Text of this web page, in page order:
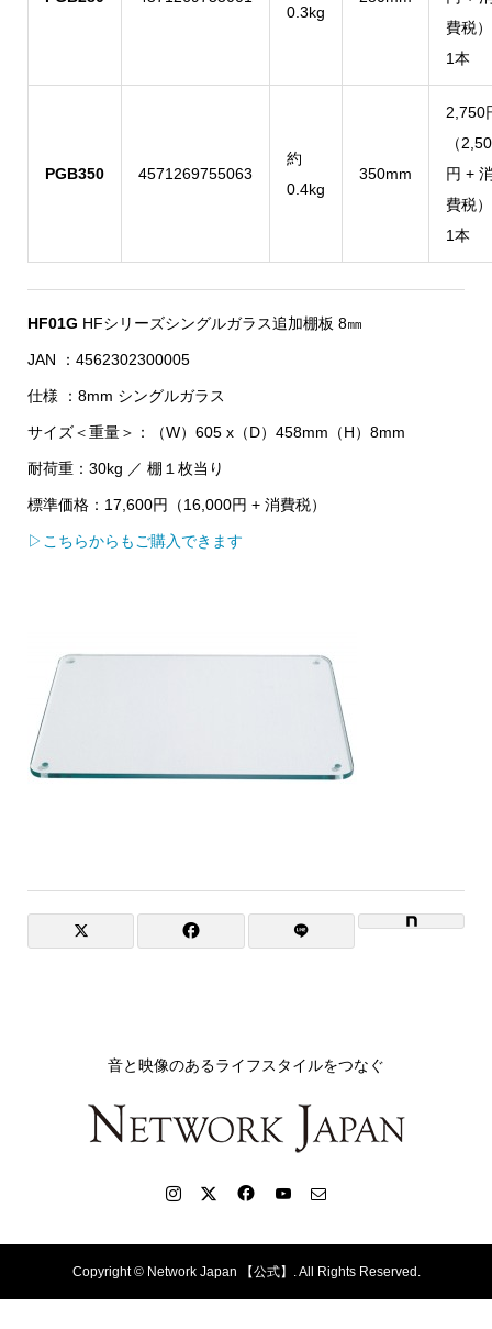
0.3kg
費税
1本
PGB350 4571269755063
約
0.4kg
350mm
2,750
（
円 +
費税
1本
HF01G HFシリーズシングルガラス追加棚板 8㎜
JAN ：4562302300005
仕様 ：8mm シングルガラス
サイズ＜重量＞：（W）605 x（D）458mm（H）8mm
耐荷重：30kg ／ 棚１枚当り
標準価格：17,600円（16,000円 + 消費税）
▷こちらからもご購入できます
音と映像のあるライフスタイルをつなぐ
Copyright ©Network Japan 【公式】. All Rights Reserved.